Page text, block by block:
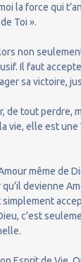
la force qui
Toi ».
non
Il faut
sa victoire,
de tout perdre,
vie, elle est
même de
devienne
c’est